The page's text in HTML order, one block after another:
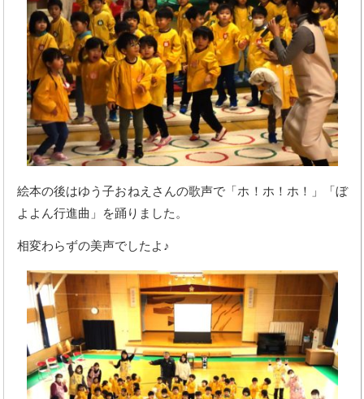
絵本の後はゆう子おねえさんの歌声で「ホ！ホ！ホ！」「ぼ
よよん行進曲」を踊りました。
相変わらずの美声でしたよ♪